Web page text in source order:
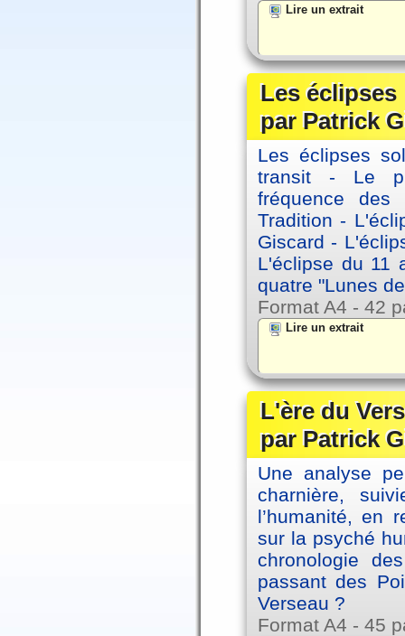
Lire un extrait
Les éclipses
par Patrick
Les éclipses
transit - Le
fréquence
Tradition -
Giscard -
L'éclipse du 11
quatre "Lunes
Format A4 - 42
Lire un extrait
L'ère du
par Patrick
Une analyse
charnière,
l’humanité, en
sur la psyché
chronologie
passant des
Verseau ?
Format A4 - 45